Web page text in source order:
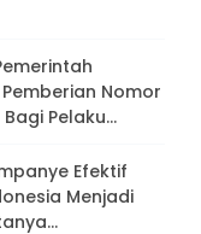
Nomor
Pelaku
Efektif
Menjadi